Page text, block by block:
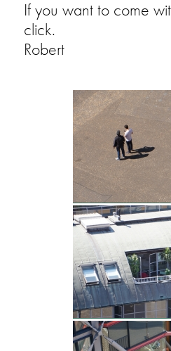
If you want to come
click.
Robert